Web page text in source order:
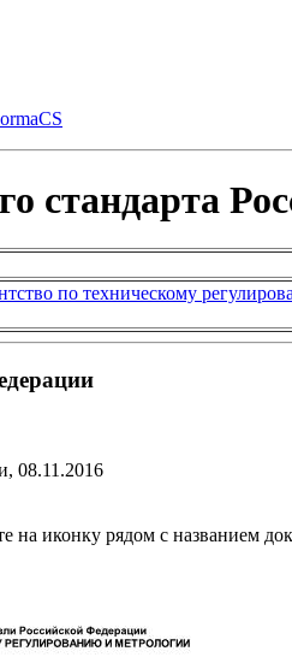
стандарта
по техническому
08.11.2016
на иконку рядом с названием